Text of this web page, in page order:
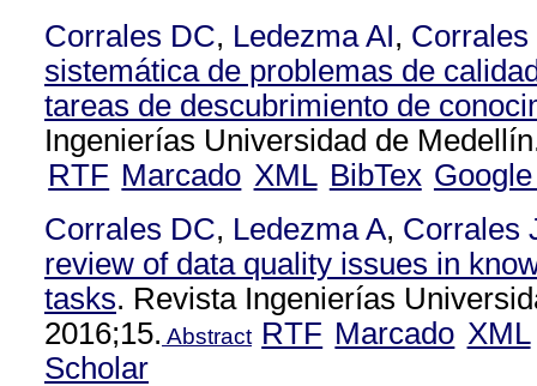
Corrales DC, Ledezma AI, Corrales
sistemática de problemas de
tareas de descubrimiento de
Ingenierías Universidad de
RTF Marcado XML BibTex
Corrales DC, Ledezma A, Corrales
review of data quality issues in
tasks. Revista Ingenierías
2016;15. Abstract RTF Marcado XML
Scholar